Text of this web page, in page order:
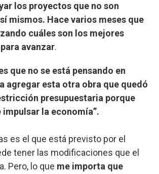
los proyectos que no son
mismos. Hace varios meses que
cuáles son los mejores
avanzar.
que no se está pensando en
agregar esta otra obra que quedó
presupuestaria porque
impulsar la economía”.
es el que está previsto por el
tener las modificaciones que el
Pero, lo que me importa que